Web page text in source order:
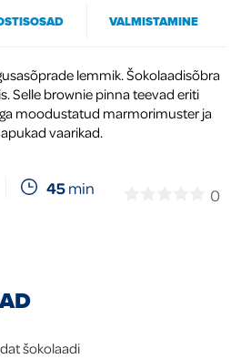
VALMISTAMINE
lemmik. Šokolaadisõbra
Selle brownie pinna teevad eriti
moodustatud marmorimuster ja
vaarikad.
45min 0
šokolaadi